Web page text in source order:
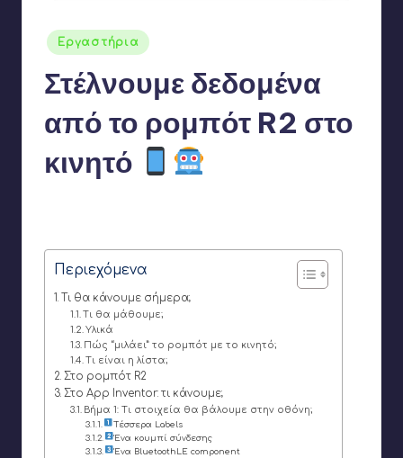
Αναρτήθηκε
σε
Εργαστήρια
Στέλνουμε δεδομένα
από το ρομπότ R2 στο
κινητό
Περιεχόμενα
Τι θα κάνουμε σήμερα;
Τι θα μάθουμε;
Υλικά
Πώς “μιλάει” το ρομπότ με το κινητό;
Τι είναι η λίστα;
Στο ρομπότ R2
Στο App Inventor: τι κάνουμε;
Βήμα 1: Τι στοιχεία θα βάλουμε στην οθόνη;
Τέσσερα Labels
Ένα κουμπί σύνδεσης
Ένα BluetoothLE component